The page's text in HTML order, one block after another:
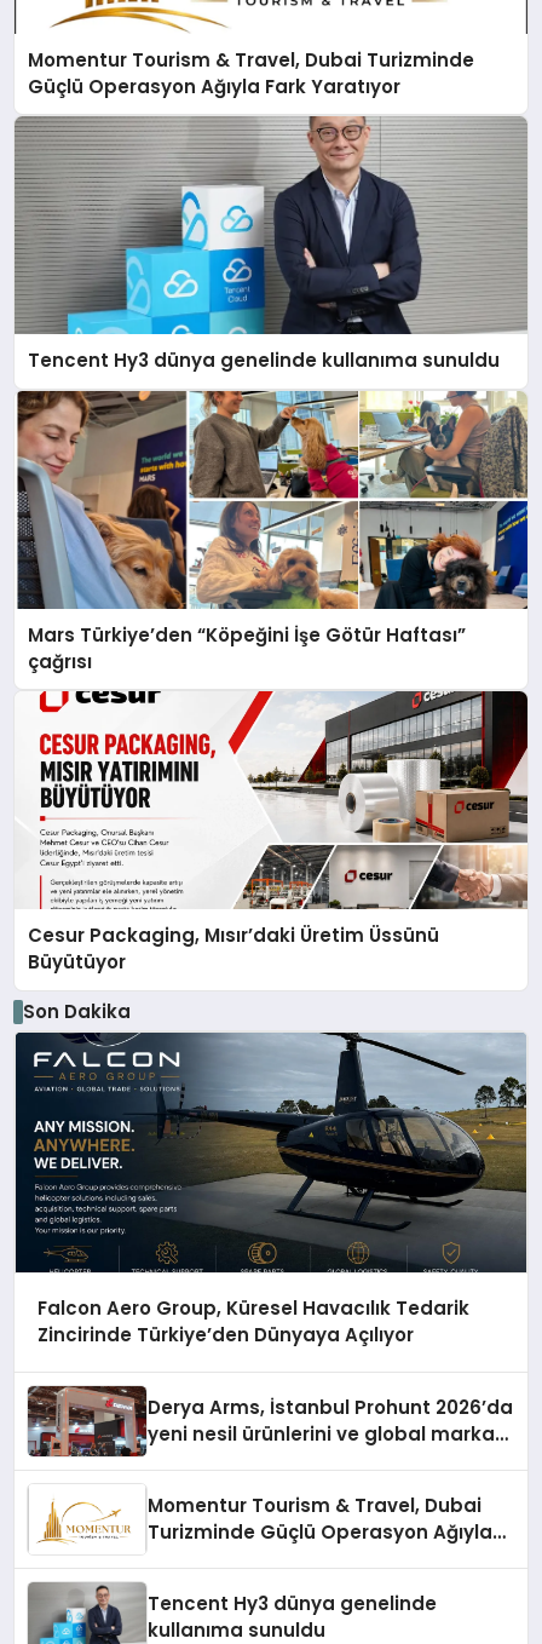
Momentur Tourism & Travel, Dubai Turizminde
Güçlü Operasyon Ağıyla Fark Yaratıyor
Tencent Hy3 dünya genelinde kullanıma sunuldu
Mars Türkiye’den “Köpeğini İşe Götür Haftası”
çağrısı
Cesur Packaging, Mısır’daki Üretim Üssünü
Büyütüyor
Son Dakika
Falcon Aero Group, Küresel Havacılık Tedarik
Zincirinde Türkiye’den Dünyaya Açılıyor
Derya Arms, İstanbul Prohunt 2026’da
yeni nesil ürünlerini ve global marka
Momentur Tourism & Travel, Dubai
Turizminde Güçlü Operasyon Ağıyla
Tencent Hy3 dünya genelinde
kullanıma sunuldu